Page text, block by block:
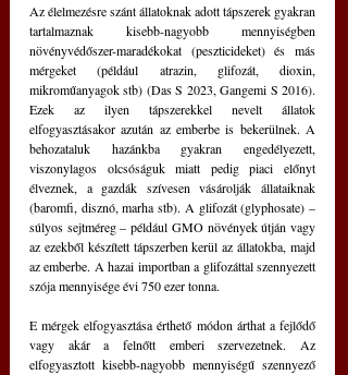
Az élelmezésre szánt állatoknak adott tápszerek gyakran
tartalmaznak kisebb-nagyobb mennyiségben
növényvédőszer-maradékokat (peszticideket) és más
mérgeket (például atrazin, glifozát, dioxin,
mikroműanyagok stb) (Das S 2023, Gangemi S 2016).
Ezek az ilyen tápszerekkel nevelt állatok
elfogyasztásakor azután az emberbe is bekerülnek. A
behozataluk hazánkba gyakran engedélyezett,
viszonylagos olcsóságuk miatt pedig piaci előnyt
élveznek, a gazdák szívesen vásárolják állataiknak
(baromfi, disznó, marha stb). A glifozát (glyphosate) –
súlyos sejtméreg – például GMO növények útján vagy
az ezekből készített tápszerben kerül az állatokba, majd
az emberbe. A hazai importban a glifozáttal szennyezett
szója mennyisége évi 750 ezer tonna.
E mérgek elfogyasztása érthető módon árthat a fejlődő
vagy akár a felnőtt emberi szervezetnek. Az
elfogyasztott kisebb-nagyobb mennyiségű szennyező